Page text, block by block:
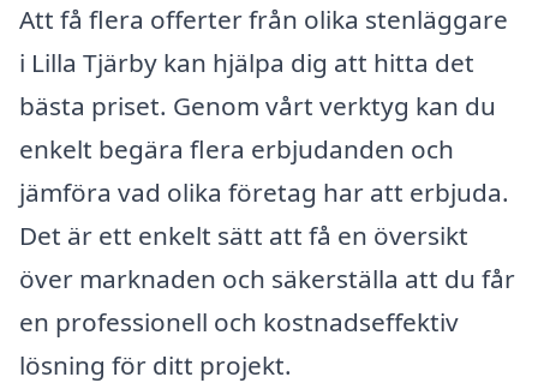
Att få flera offerter från olika stenläggare
i Lilla Tjärby kan hjälpa dig att hitta det
bästa priset. Genom vårt verktyg kan du
enkelt begära flera erbjudanden och
jämföra vad olika företag har att erbjuda.
Det är ett enkelt sätt att få en översikt
över marknaden och säkerställa att du får
en professionell och kostnadseffektiv
lösning för ditt projekt.